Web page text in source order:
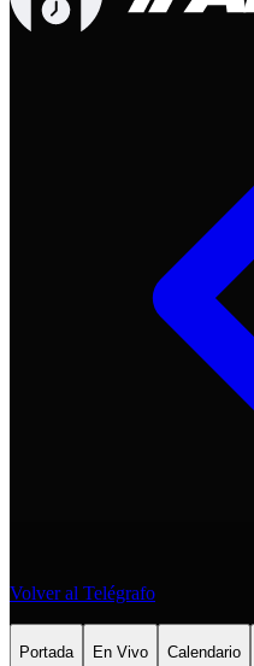
Volver al Telégrafo
Portada En Vivo Calendario